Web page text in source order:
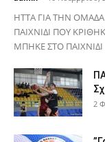
ΗΤΤΑ ΓΙΑ ΤΗΝ
ΠΑΙΧΝΙΔΙ ΠΟΥ
ΜΠΗΚΕ ΣΤΟ
2